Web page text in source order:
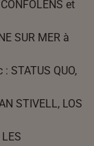
et
SUR MER à
STATUS QUO,
STIVELL, LOS